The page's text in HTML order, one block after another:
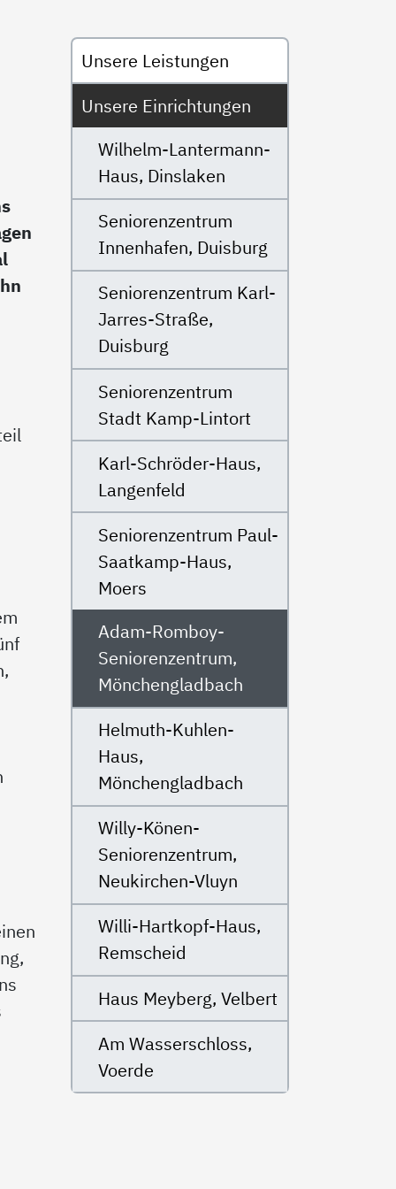
Untermenü
Unsere Leistungen
Unsere Einrichtungen
Wilhelm-Lantermann-
Haus, Dinslaken
Seniorenzentrum
Innenhafen, Duisburg
Seniorenzentrum Karl-
Jarres-Straße,
Duisburg
Seniorenzentrum
Stadt Kamp-Lintort
Karl-Schröder-Haus,
Langenfeld
Seniorenzentrum Paul-
Saatkamp-Haus,
Moers
Adam-Romboy-
Seniorenzentrum,
Mönchengladbach
Helmuth-Kuhlen-
Haus,
Mönchengladbach
Willy-Könen-
Seniorenzentrum,
Neukirchen-Vluyn
Willi-Hartkopf-Haus,
Remscheid
Haus Meyberg, Velbert
Am Wasserschloss,
Voerde